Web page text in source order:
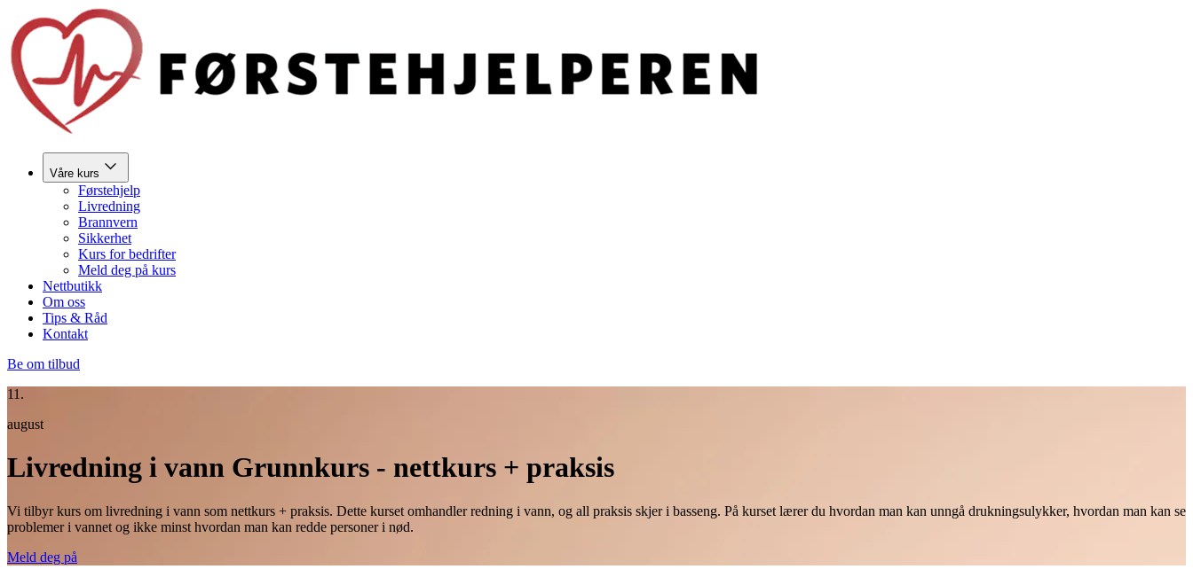
Våre kurs
Førstehjelp
Livredning
Brannvern
Sikkerhet
Kurs for bedrifter
Meld deg på kurs
Nettbutikk
Om oss
Tips & Råd
Kontakt
Be om tilbud
11.
august
Livredning i vann Grunnkurs - nettkurs + praksis
Vi tilbyr kurs om livredning i vann som nettkurs + praksis. Dette kurset omhandler redning i vann, og all praksis skjer i basseng. På kurset lærer du hvordan man kan unngå drukningsulykker, hvordan man kan se
problemer i vannet og ikke minst hvordan man kan redde personer i nød.
Meld deg på